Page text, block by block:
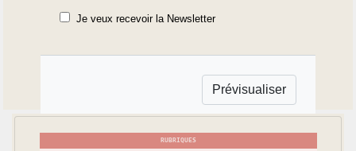
Je veux recevoir la Newsletter
RUBRIQUES